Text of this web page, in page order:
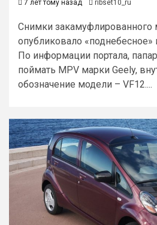
7 лет тому назад ribset10_ru
Снимки закамуфлированного
опубликовало «поднебесное»
По информации портала,
поймать MPV марки Geely,
обозначение модели – VF12....